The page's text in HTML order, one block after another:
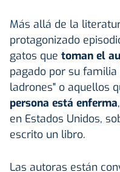
Más allá de la
protagonizado
gatos que toman el
pagado por su
ladrones" o aquellos
persona está enferma
en Estados Unidos,
escrito un libro.
Las autoras están